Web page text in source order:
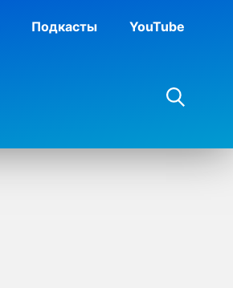
Подкасты YouTube